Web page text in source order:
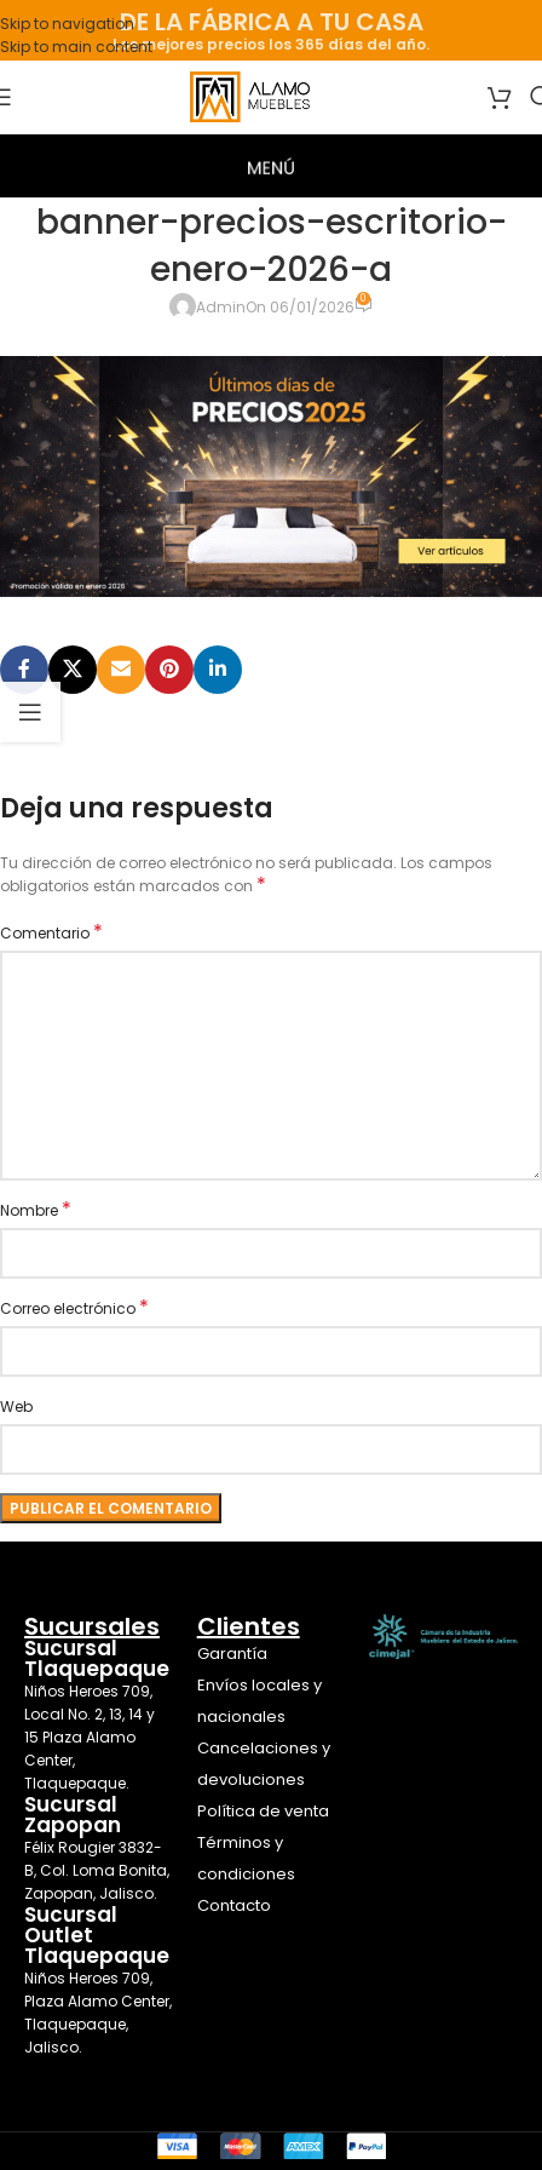
Skip to navigation
Skip to main content
DE LA FÁBRICA A TU CASA
Los mejores precios los 365 días del año.
banner-precios-escritorio-
enero-2026-a
AdminOn 06/01/2026 0
Deja una respuesta
Tu dirección de correo electrónico no será publicada. Los campos
obligatorios están marcados con *
Comentario *
Nombre *
Correo electrónico *
Web
Sucursales
Sucursal
Tlaquepaque
Niños Heroes 709,
Local No. 2, 13, 14 y
15 Plaza Alamo
Center,
Tlaquepaque.
Sucursal
Zapopan
Félix Rougier 3832-
B, Col. Loma Bonita,
Zapopan, Jalisco.
Sucursal
Outlet
Tlaquepaque
Niños Heroes 709,
Plaza Alamo Center,
Tlaquepaque,
Jalisco.
Clientes
Garantía
Envíos locales y
nacionales
Cancelaciones y
devoluciones
Política de venta
Términos y
condiciones
Contacto